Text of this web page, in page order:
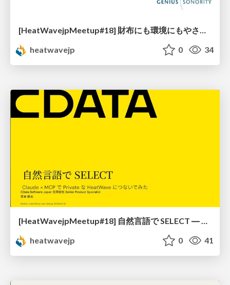
heatwavejp
0 34
[HeatWavejpMeetup#18] 自然言語で SELECT ― Claude × MCP で Private な HeatWave につないでみた [宮本 航太 氏 (CData Software Japan 合同会社)]
heatwavejp
0 41